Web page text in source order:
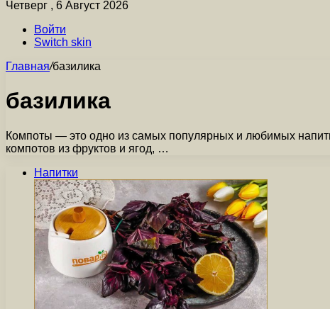
Четверг , 6 Август 2026
Войти
Switch skin
Главная/базилика
базилика
Компоты — это одно из самых популярных и любимых
компотов из фруктов и ягод, …
Напитки